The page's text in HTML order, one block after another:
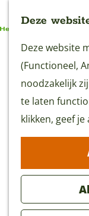
Deze
Deze website
(Functioneel,
noodzakelijk
te laten
klikken, geef